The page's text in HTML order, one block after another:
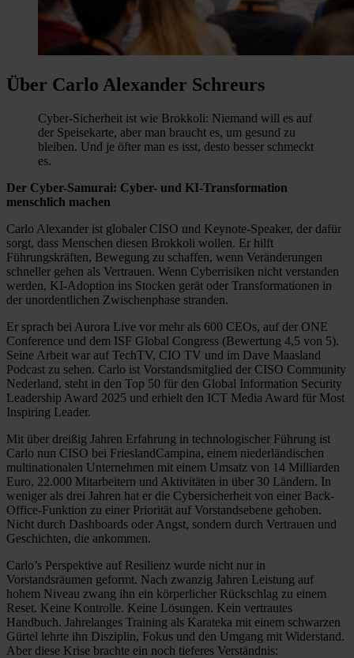
Über Carlo Alexander Schreurs
Cyber-Sicherheit ist wie Brokkoli: Niemand will es auf
der Speisekarte, aber man braucht es, um gesund zu
bleiben. Und je öfter man es isst, desto besser schmeckt
es.
Der Cyber-Samurai: Cyber- und KI-Transformation
menschlich machen
Carlo Alexander ist globaler CISO und Keynote-Speaker, der dafür
sorgt, dass Menschen diesen Brokkoli wollen. Er hilft
Führungskräften, Bewegung zu schaffen, wenn Veränderungen
schneller gehen als Vertrauen. Wenn Cyberrisiken nicht verstanden
werden, KI-Adoption ins Stocken gerät oder Transformationen in
der unordentlichen Zwischenphase stranden.
Er sprach bei Aurora Live vor mehr als 600 CEOs, auf der ONE
Conference und dem ISF Global Congress (Bewertung 4,5 von 5).
Seine Arbeit war auf TechTV, CIO TV und im Dave Maasland
Podcast zu sehen. Carlo ist Vorstandsmitglied der CISO Community
Nederland, steht in den Top 50 für den Global Information Security
Leadership Award 2025 und erhielt den ICT Media Award für Most
Inspiring Leader.
Mit über dreißig Jahren Erfahrung in technologischer Führung ist
Carlo nun CISO bei FrieslandCampina, einem niederländischen
multinationalen Unternehmen mit einem Umsatz von 14 Milliarden
Euro, 22.000 Mitarbeitern und Aktivitäten in über 30 Ländern. In
weniger als drei Jahren hat er die Cybersicherheit von einer Back-
Office-Funktion zu einer Priorität auf Vorstandsebene gehoben.
Nicht durch Dashboards oder Angst, sondern durch Vertrauen und
Geschichten, die ankommen.
Carlo’s Perspektive auf Resilienz wurde nicht nur in
Vorstandsräumen geformt. Nach zwanzig Jahren Leistung auf
hohem Niveau zwang ihn ein körperlicher Rückschlag zu einem
Reset. Keine Kontrolle. Keine Lösungen. Kein vertrautes
Handbuch. Jahrelanges Training als Karateka mit einem schwarzen
Gürtel lehrte ihn Disziplin, Fokus und den Umgang mit Widerstand.
Aber diese Krise brachte ein noch tieferes Verständnis: